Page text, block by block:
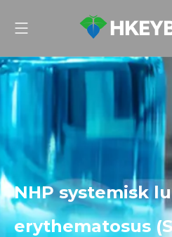
NHP systemisk
erythematosus